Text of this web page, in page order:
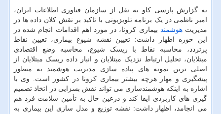
به گزارش پارسی کاو به نقل از سازمان فناوری اطلاعات ایران،
امیر ناظمی در یک برنامه تلویزیونی با تاکید بر نقش کلان داده ها در
مدیریتهوشمند بیماری کرونا، در مورد اهم اقدامات انجام شده در
این حوزه اظهار داشت: تعیین نقشه شیوع بیماری، تعیین نقاط
پرتردد، محاسبه نقاط با ریسک شیوع، محاسبه وضع اقتصادی
مبتلایان، تحلیل ارتباط نزدیک مبتلایان و انبار داده ریسک مبتلایان از
اصلی ترین نمونه های پیاده سازی مدیریت هوشمند به منظور
پیشگیری و مهار هرچه بیشتر بیماری کرونا در کشور است. وی با
اشاره به اینکه هوشمندسازی می تواند نقش بسزایی در اتخاذ تصمیم
گیری های کاربردی ایفا کند و درعین حال به تأمین سلامت فرد هم
می انجامد، اظهار داشت: نقشه توزیع و مدل سازی این بیماری به